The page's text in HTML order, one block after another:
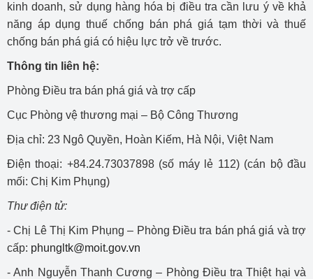
kinh doanh, sử dụng hàng hóa bị điều tra cần lưu ý về khả
năng áp dụng thuế chống bán phá giá tạm thời và thuế
chống bán phá giá có hiệu lực trở về trước.
Thông tin liên hệ:
Phòng Điều tra bán phá giá và trợ cấp
Cục Phòng vệ thương mại – Bộ Công Thương
Địa chỉ: 23 Ngô Quyền, Hoàn Kiếm, Hà Nội, Việt Nam
Điện thoại: +84.24.73037898 (số máy lẻ 112) (cán bộ đầu
mối: Chị Kim Phụng)
Thư điện tử:
- Chị Lê Thị Kim Phụng – Phòng Điều tra bán phá giá và trợ
cấp: phungltk@moit.gov.vn
- Anh Nguyễn Thanh Cương – Phòng Điều tra Thiệt hại và